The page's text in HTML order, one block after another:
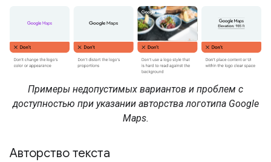
Примеры недопустимых вариантов и проблем с
доступностью при указании авторства логотипа Google
Maps.
Авторство текста